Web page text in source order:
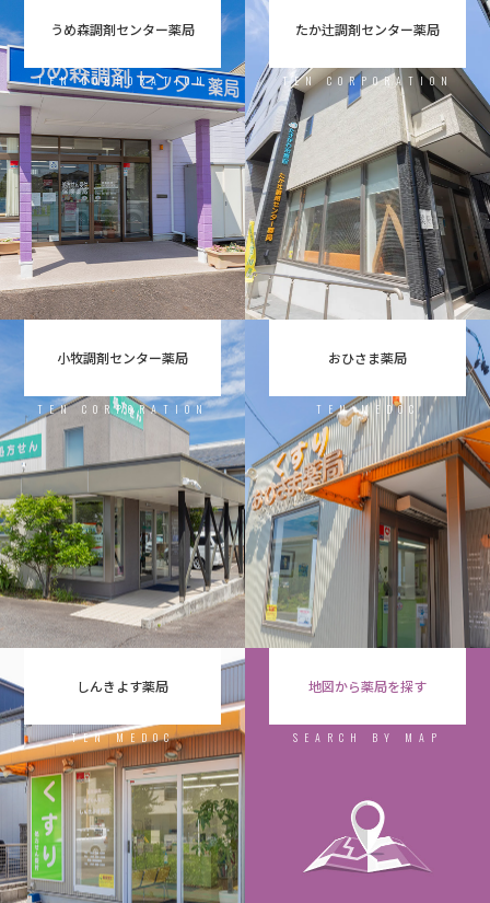
うめ森調剤センター薬局
TEN CORPORATION
たか辻調剤センター薬局
TEN CORPORATION
小牧調剤センター薬局
TEN CORPORATION
おひさま薬局
TEN MEDOC
しんきよす薬局
TEN MEDOC
地図から薬局を探す
SEARCH BY MAP